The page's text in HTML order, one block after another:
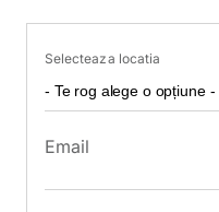
Selecteaza locatia
Email